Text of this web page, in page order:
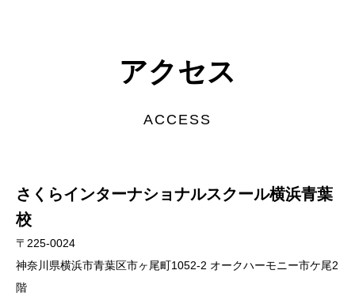
アクセス
ACCESS
さくらインターナショナルスクール横浜青葉
校
〒225-0024
神奈川県横浜市青葉区市ヶ尾町1052-2 オークハーモニー市ケ尾2
階